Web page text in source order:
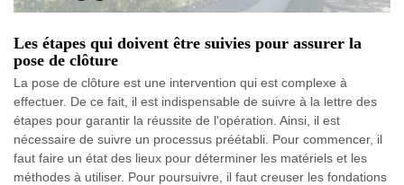
Les étapes qui doivent être suivies pour assurer la
pose de clôture
La pose de clôture est une intervention qui est complexe à
effectuer. De ce fait, il est indispensable de suivre à la lettre des
étapes pour garantir la réussite de l'opération. Ainsi, il est
nécessaire de suivre un processus préétabli. Pour commencer, il
faut faire un état des lieux pour déterminer les matériels et les
méthodes à utiliser. Pour poursuivre, il faut creuser les fondations